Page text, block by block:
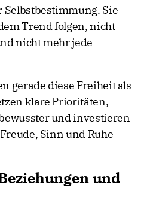
Sie
Trend folgen, nicht
nicht mehr jede
gerade diese Freiheit als
klare Prioritäten,
und investieren
Sinn und Ruhe
und